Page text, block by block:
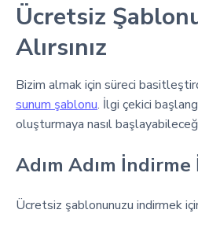
Ücretsiz
Alırsınız
Bizim almak için süreci
sunum şablonu. İlgi çekici
oluşturmaya nasıl
Adım Adım
Ücretsiz şablonunuzu indirmek